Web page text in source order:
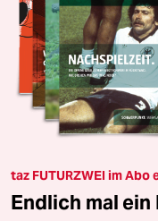
taz FUTURZWEI im Abo
Endlich mal